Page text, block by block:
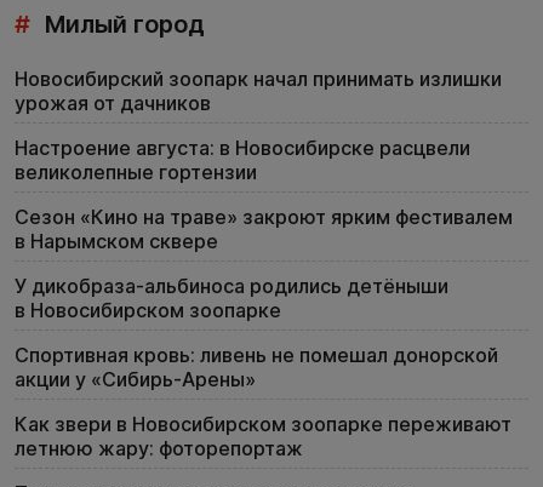
# Милый город
Новосибирский зоопарк начал принимать излишки
урожая от дачников
Настроение августа: в Новосибирске расцвели
великолепные гортензии
Сезон «Кино на траве» закроют ярким фестивалем
в Нарымском сквере
У дикобраза-альбиноса родились детёныши
в Новосибирском зоопарке
Спортивная кровь: ливень не помешал донорской
акции у «Сибирь-Арены»
Как звери в Новосибирском зоопарке переживают
летнюю жару: фоторепортаж